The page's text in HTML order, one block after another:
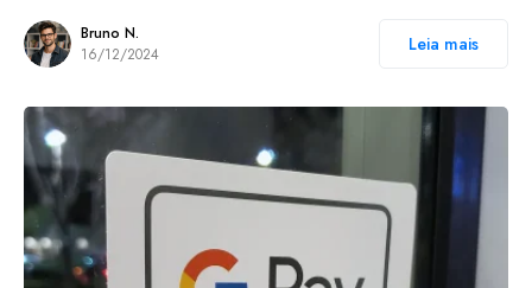
Bruno N.
16/12/2024
Leia mais